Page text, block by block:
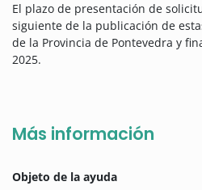
El plazo de presentación de
siguiente de la publicación de
de la Provincia de Pontevedra y
2025.
Más información
Objeto de la ayuda